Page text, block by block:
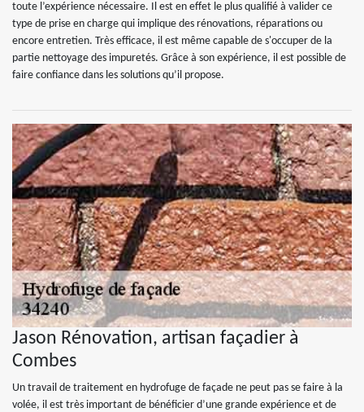
toute l’expérience nécessaire. Il est en effet le plus qualifié à valider ce
type de prise en charge qui implique des rénovations, réparations ou
encore entretien. Très efficace, il est même capable de s'occuper de la
partie nettoyage des impuretés. Grâce à son expérience, il est possible de
faire confiance dans les solutions qu’il propose.
Jason Rénovation, artisan façadier à
Combes
Un travail de traitement en hydrofuge de façade ne peut pas se faire à la
volée, il est très important de bénéficier d’une grande expérience et de